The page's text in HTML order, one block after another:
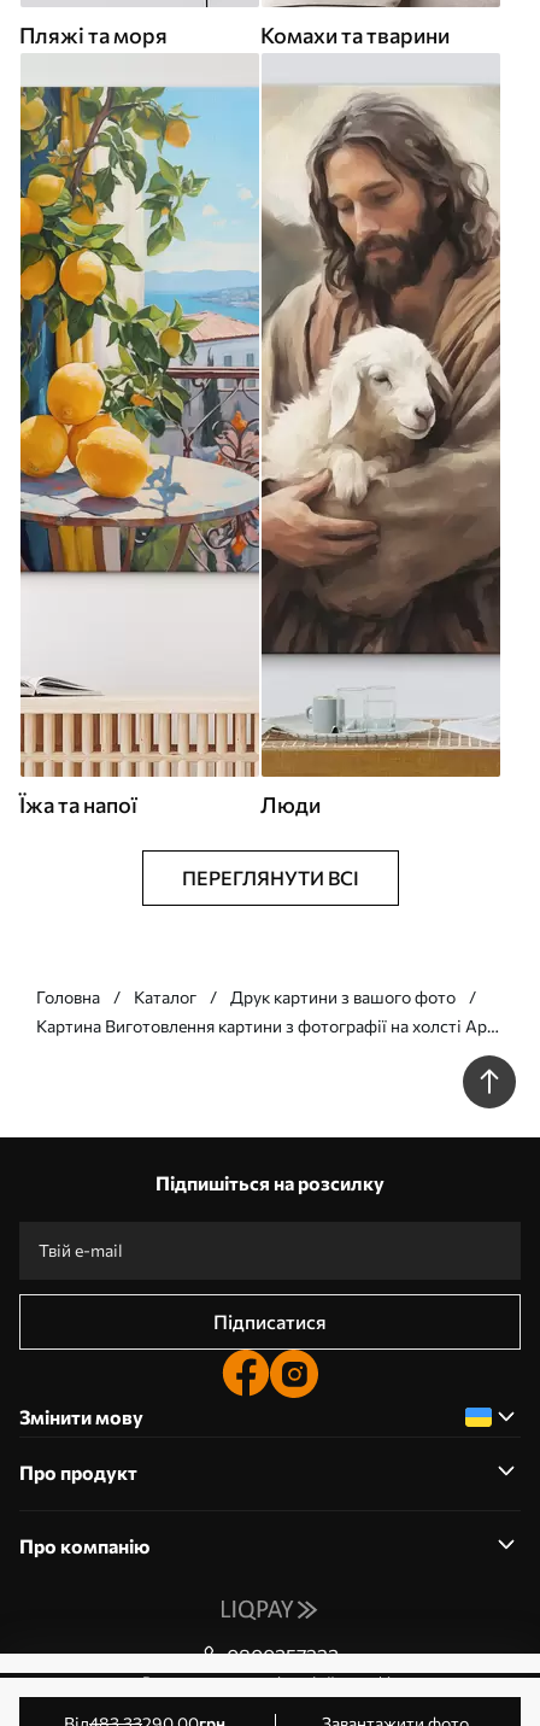
Пляжі та моря Комахи та тварини
Їжа та напої Люди
ПЕРЕГЛЯНУТИ ВСІ
Головна Каталог
Друк картини з вашого фото
Картина Виготовлення картини з фотографії на холсті Арт.
Підпишіться на розсилку
Підписатися
Змінити мову
Про продукт
Про компанію
0800357223
Редагування дозволів на файли cookie
© 2011-2026 Art-holst. Усі права захищені. Власник: